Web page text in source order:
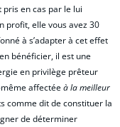
en cas par le lui
profit, elle vous avez 30
à s’adapter à cet effet
bénéficier, il est une
en privilège prêteur
affectéeà la meilleur
comme dit de constituer la
de déterminer